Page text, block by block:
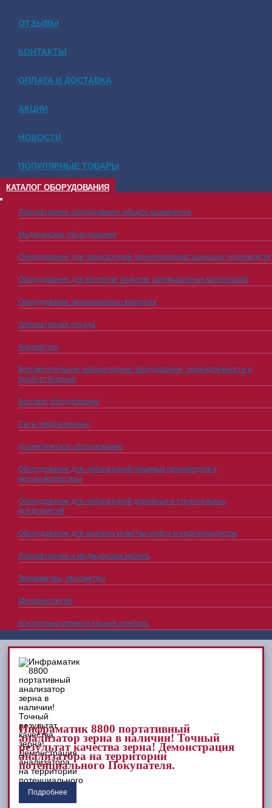
ОТЗЫВЫ
КОНТАКТЫ
ОПЛАТА И ДОСТАВКА
АКЦИИ
НОВОСТИ
ПОПУЛЯРНЫЕ ТОВАРЫ
КАТАЛОГ ОБОРУДОВАНИЯ
Лабораторное оборудование общего назначения
Медицинское оборудование
Оборудование для лабораторий зерноперерабатывающих производств
Оборудование для контроля качества лакокрасочных материалов
Оборудование экологического контроля
Лабораторная посуда
Ареометры
Вспомогательное лабораторное оборудование, принадлежности и
пробоотборники
Весовое оборудование
Сита лабораторные
Аналитическое оборудование
Оборудование для лабораторий пищевых производств и
ветсанэкспертизы
Оборудование для лабораторий дорожных и строительных
предприятий
Оборудование для анализа качества нефти и нефтепродуктов
Лабораторная и медицинская мебель
Термометры, гигрометры
Микробиология
Контрольно-измерительные приборы
Инфраматик 8800 портативный
анализатор зерна в наличии! Точный
результат качества зерна! Демонстрация
анализатора на территории
потенциального Покупателя.
Подробнее